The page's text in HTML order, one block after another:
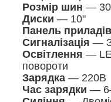
Розмір шин —
Диски — 10"
Панель приладів
Сигналізація — З
Освітлення —
повороти
Зарядка — 220В
Час зарядки —